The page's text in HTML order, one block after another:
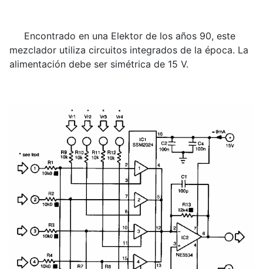
Encontrado en una Elektor de los años 90, este
mezclador utiliza circuitos integrados de la época. La
alimentación debe ser simétrica de 15 V.